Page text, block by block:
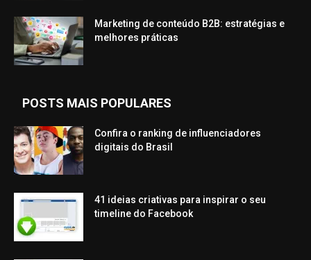
Marketing de conteúdo B2B: estratégias e
melhores práticas
POSTS MAIS POPULARES
Confira o ranking de influenciadores
digitais do Brasil
41 ideias criativas para inspirar o seu
timeline do Facebook